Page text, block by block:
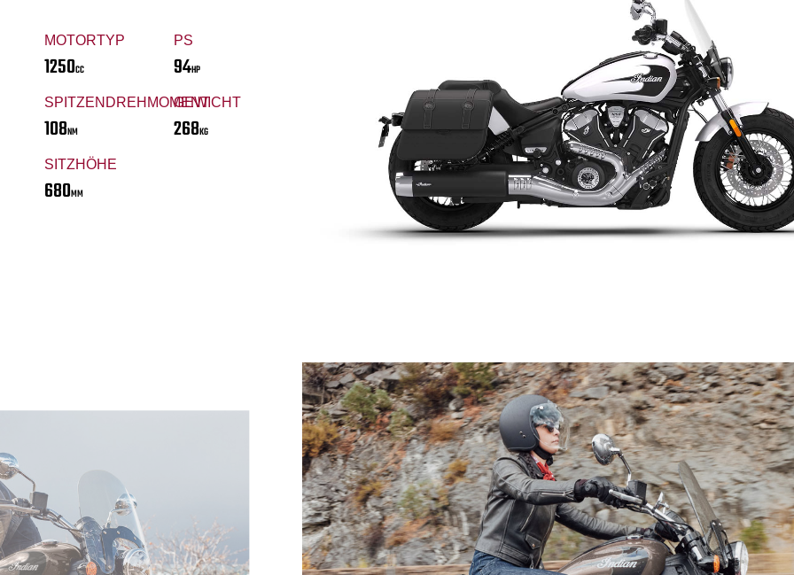
MOTORTYP
1250CC
PS
94HP
SPITZENDREHMOMENT
108NM
GEWICHT
268KG
SITZHÖHE
680MM